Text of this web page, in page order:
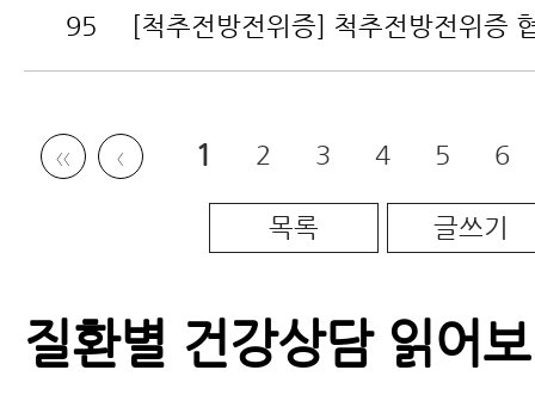
95 [척추전방전위증] 척추전방전위증
〈〈 〈 1 2 3 4 5 6
목록 글쓰기
질환별 건강상담 읽어